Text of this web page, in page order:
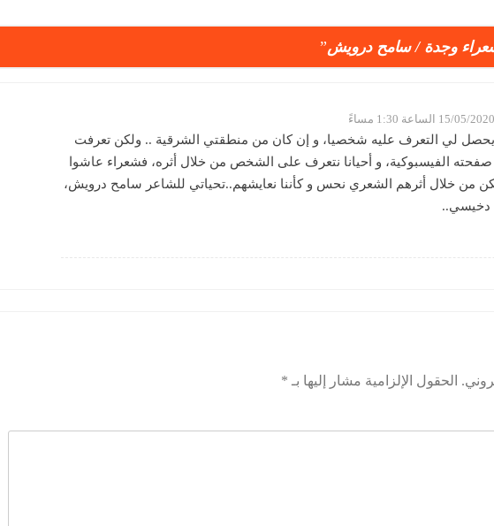
وجدة / سامح درويش”
15/05/2020 الساعة 1:30 مساءً
لي التعرف عليه شخصيا، و إن كان من منطقتي الشرقية .. ولكن تعرفت
صفحته الفيسبوكية، و أحيانا نتعرف على الشخص من خلال أثره، فشعراء عاشوا
لكن من خلال أثرهم الشعري نحس و كأننا نعايشهم..تحياتي للشاعر سامح درويش،
دخيسي..
الحقول الإلزامية مشار إليها بـ *